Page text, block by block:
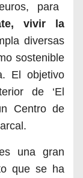
para
vivir la
diversas
sostenible
El objetivo
de ‘El
Centro de
una gran
que se ha